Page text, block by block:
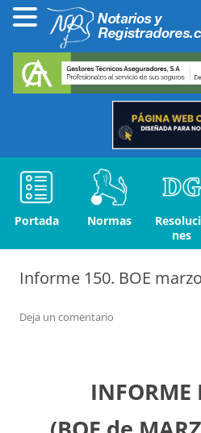
Portada Normas
nes
Informe 150. BOE
Deja un comentario
INFORME